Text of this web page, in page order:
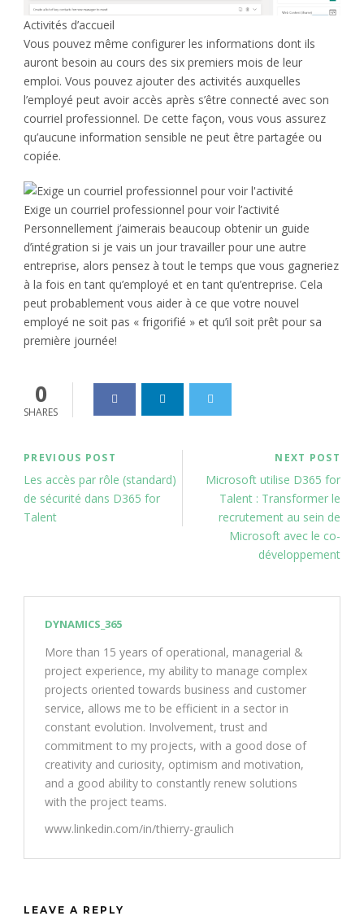
Activités d’accueil
Vous pouvez même configurer les informations dont ils
auront besoin au cours des six premiers mois de leur
emploi. Vous pouvez ajouter des activités auxquelles
l’employé peut avoir accès après s’être connecté avec son
courriel professionnel. De cette façon, vous vous assurez
qu’aucune information sensible ne peut être partagée ou
copiée.
Exige un courriel professionnel pour voir l’activité
Personnellement j’aimerais beaucoup obtenir un guide
d’intégration si je vais un jour travailler pour une autre
entreprise, alors pensez à tout le temps que vous gagneriez
à la fois en tant qu’employé et en tant qu’entreprise. Cela
peut probablement vous aider à ce que votre nouvel
employé ne soit pas « frigorifié » et qu’il soit prêt pour sa
première journée!
0
SHARES
PREVIOUS POST
Les accès par rôle (standard)
de sécurité dans D365 for
Talent
NEXT POST
Microsoft utilise D365 for
Talent : Transformer le
recrutement au sein de
Microsoft avec le co-
développement
DYNAMICS_365
More than 15 years of operational, managerial &
project experience, my ability to manage complex
projects oriented towards business and customer
service, allows me to be efficient in a sector in
constant evolution. Involvement, trust and
commitment to my projects, with a good dose of
creativity and curiosity, optimism and motivation,
and a good ability to constantly renew solutions
with the project teams.
www.linkedin.com/in/thierry-graulich
LEAVE A REPLY